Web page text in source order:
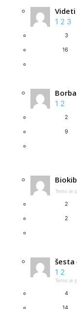
1 2 3
3
16
1 2
2
9
Temo je
2
2
šesta
1 2
Temo je
4
14